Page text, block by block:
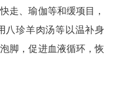
走、瑜伽等和缓项目，
珍羊肉汤等以温补身
脚，促进血液循环，恢